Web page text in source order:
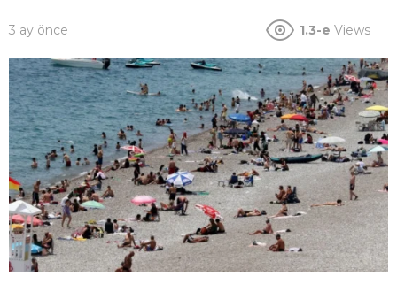
3 ay önce 1.3-e Views